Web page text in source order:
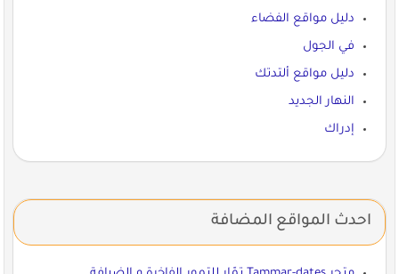
دليل مواقع الفضاء
في الجول
دليل مواقع ألتدتك
النهار الجديد
إدراك
احدث المواقع المضافة